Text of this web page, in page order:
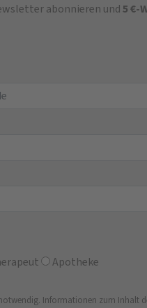
abonnieren und5 €-
Apotheke
Informationen zum Inhalt